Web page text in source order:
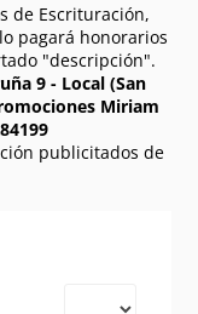
de Escrituración,
pagará honorarios
"descripción".
9 - Local (San
Miriam
publicitados de